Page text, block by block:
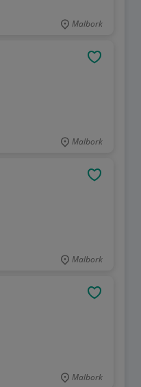
Malbork
Malbork
Malbork
Malbork